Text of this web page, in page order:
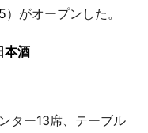
）がオープンした。
本酒
ター13席、テーブル